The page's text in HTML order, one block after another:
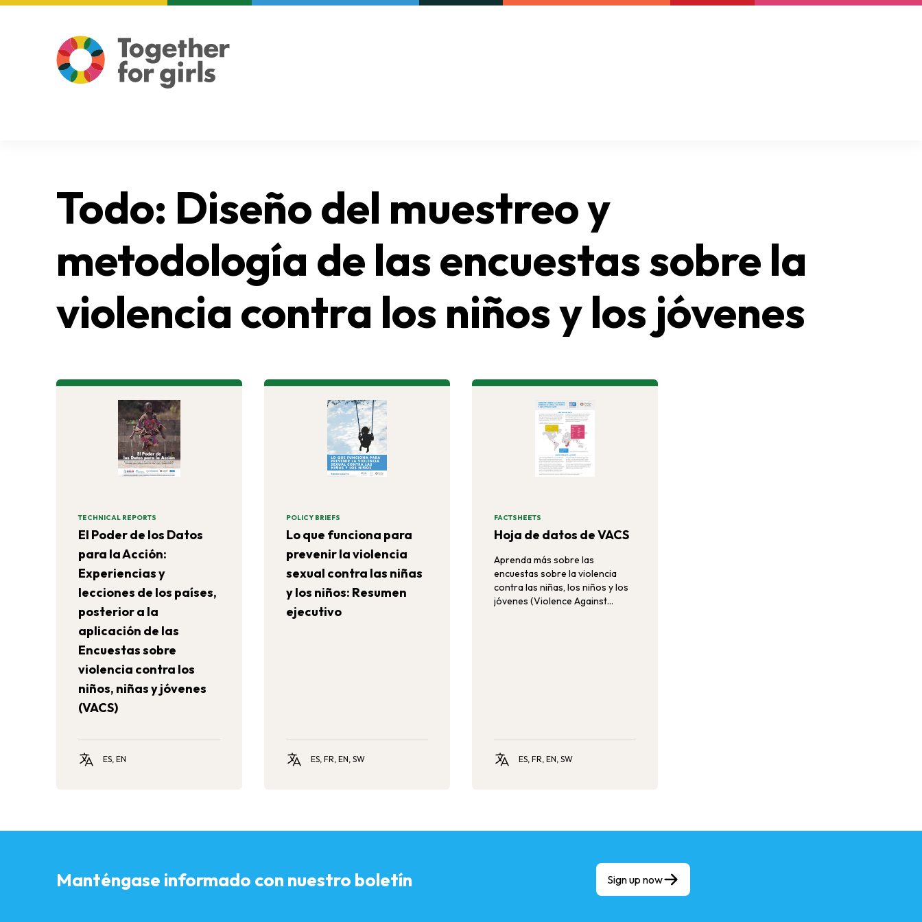
Todo: Diseño del muestreo y
metodología de las encuestas sobre la
violencia contra los niños y los jóvenes
TECHNICAL REPORTS
El Poder de los Datos
para la Acción:
Experiencias y
lecciones de los países,
posterior a la
aplicación de las
Encuestas sobre
violencia contra los
niños, niñas y jóvenes
(VACS)
ES, EN
POLICY BRIEFS
Lo que funciona para
prevenir la violencia
sexual contra las niñas
y los niños: Resumen
ejecutivo
ES, FR, EN, SW
FACTSHEETS
Hoja de datos de VACS
Aprenda más sobre las
encuestas sobre la violencia
contra las niñas, los niños y los
jóvenes (Violence Against
ES, FR, EN, SW
Manténgase informado con nuestro boletín Sign up now